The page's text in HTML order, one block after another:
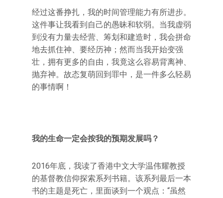
经过这番挣扎，我的时间管理能力有所进步。
这件事让我看到自己的愚昧和软弱。当我虚弱
到没有力量去经营、筹划和建造时，我会拼命
地去抓住神、要经历神；然而当我开始变强
壮，拥有更多的自由，我竟这么容易背离神、
抛弃神。故态复萌回到罪中，是一件多么轻易
的事情啊！
我的生命一定会按我的预期发展吗？
2016年底，我读了香港中文大学温伟耀教授
的基督教信仰探索系列书籍。该系列最后一本
书的主题是死亡，里面谈到一个观点：“虽然